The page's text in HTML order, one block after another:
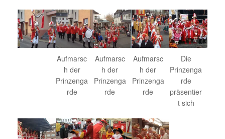
Aufmarsc
h der
Prinzenga
rde
Aufmarsc
h der
Prinzenga
rde
Aufmarsc
h der
Prinzenga
rde
Die
Prinzenga
rde
präsentier
t sich